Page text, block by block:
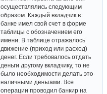
осуществлялись следующим
образом. Каждый вкладчик в
банке имел свой счет в форме
таблицы с обозначением его
имени. В таблице отражалось
движение (приход или расход)
денег. Если требовалось отдать
деньги другому вкладчику, то не
было необходимости делать это
наличными деньгами. Все
операции проводил банкир на